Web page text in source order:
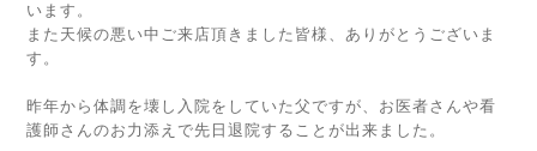
います。
また天候の悪い中ご来店頂きました皆様、ありがとうございま
す。
昨年から体調を壊し入院をしていた父ですが、お医者さんや看
護師さんのお力添えで先日退院することが出来ました。